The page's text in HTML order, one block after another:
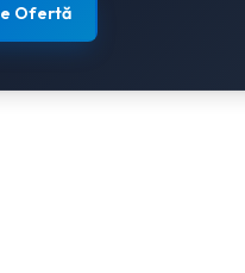
Ofertă